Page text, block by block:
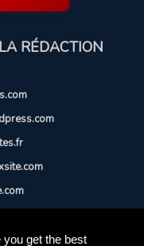
get the best
RÉDACTION